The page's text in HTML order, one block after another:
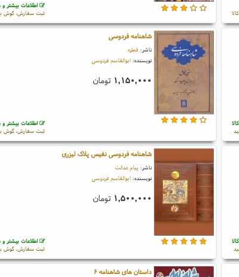
اطلاعات بیشتر و
ثبت سفارش، گوش
شاهنامه فردوسی
ناشر: قطره
نویسنده: ابوالقاسم فردوسی
۱,۱۵۰,۰۰۰ تومان
اطلاعات بیشتر و
ثبت سفارش، گوش
شاهنامه فردوسی نفیس پلاک لیزری
ناشر: پیام عدالت
نویسنده: ابوالقاسم فردوسی
۱,۵۰۰,۰۰۰ تومان
اطلاعات بیشتر و
ثبت سفارش، گوش
داستان های شاهنامه ۶